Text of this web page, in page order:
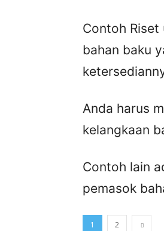
Contoh Riset
bahan baku
Anda harus
kelangkaan
Contoh lain
pemasok
1 2